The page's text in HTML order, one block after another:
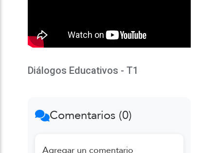
Diálogos Educativos - T1
Comentarios (0)
Agregar un comentario